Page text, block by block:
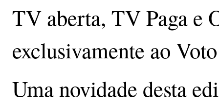
TV aberta, TV Paga e
exclusivamente ao
Uma novidade desta